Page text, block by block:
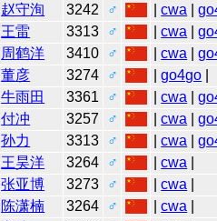
赵守洵 3242 ♂ |cwa |
王雷 3313 ♂ |cwa |
周鹤洋 3410 ♂ |cwa |
董彦 3274 ♂ |go4go
牛雨田 3361 ♂ |cwa |
付冲 3257 ♂ |cwa |
孙力 3313 ♂ |cwa |
王昊洋 3264 ♂ |cwa
张亚博 3273 ♂ |cwa
陈潇楠 3264 ♂ |cwa